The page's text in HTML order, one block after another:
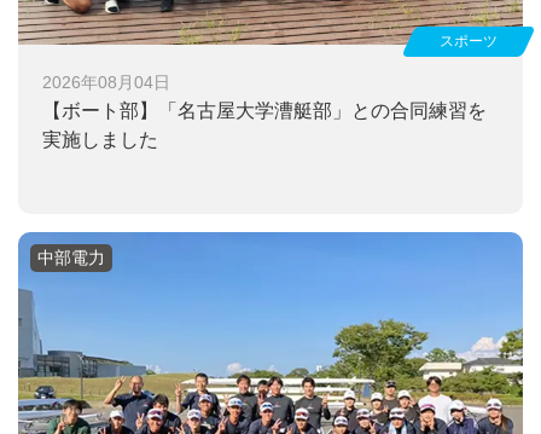
2026年08月04日
【ボート部】
「名古屋大学漕艇部」との合同練習を
実施しました
スポーツ
中部電力